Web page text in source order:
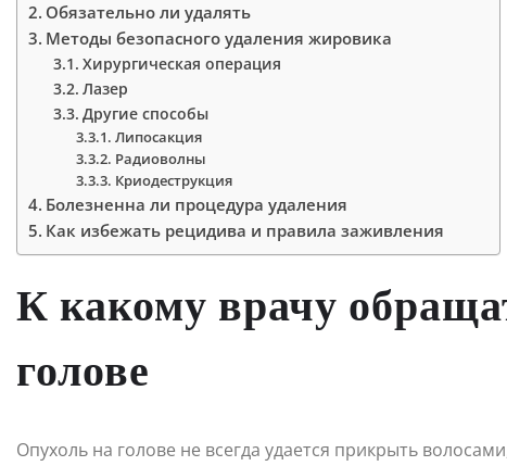
Обязательно ли удалять
Методы безопасного удаления жировика
Хирургическая операция
Лазер
Другие способы
Липосакция
Радиоволны
Криодеструкция
Болезненна ли процедура удаления
Как избежать рецидива и правила заживления
К какому врачу
голове
Опухоль на голове не всегда удается прикрыть